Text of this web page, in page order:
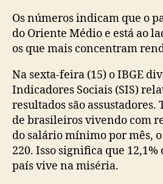
Os números indicam que o
do Oriente Médio e está ao
os que mais concentram
Na sexta-feira (15) o IBGE
Indicadores Sociais (SIS)
resultados são assustadores.
de brasileiros vivendo com
do salário mínimo por mês,
220. Isso significa que 12,1%
país vive na miséria.